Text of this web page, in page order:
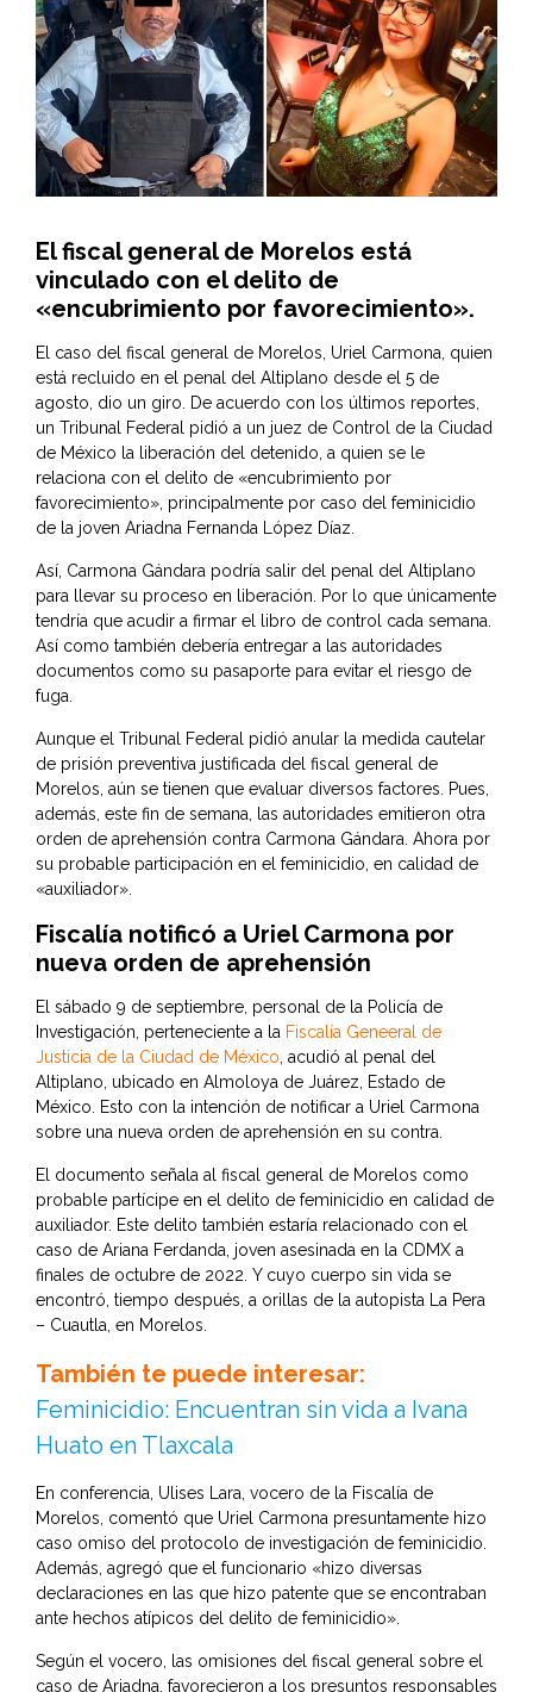
El fiscal general de Morelos está
vinculado con el delito de
«encubrimiento por favorecimiento».
El caso del fiscal general de Morelos, Uriel Carmona, quien
está recluido en el penal del Altiplano desde el 5 de
agosto, dio un giro. De acuerdo con los últimos reportes,
un Tribunal Federal pidió a un juez de Control de la Ciudad
de México la liberación del detenido, a quien se le
relaciona con el delito de «encubrimiento por
favorecimiento», principalmente por caso del feminicidio
de la joven Ariadna Fernanda López Díaz.
Así, Carmona Gándara podría salir del penal del Altiplano
para llevar su proceso en liberación. Por lo que únicamente
tendría que acudir a firmar el libro de control cada semana.
Así como también debería entregar a las autoridades
documentos como su pasaporte para evitar el riesgo de
fuga.
Aunque el Tribunal Federal pidió anular la medida cautelar
de prisión preventiva justificada del fiscal general de
Morelos, aún se tienen que evaluar diversos factores. Pues,
además, este fin de semana, las autoridades emitieron otra
orden de aprehensión contra Carmona Gándara. Ahora por
su probable participación en el feminicidio, en calidad de
«auxiliador».
Fiscalía notificó a Uriel Carmona por
nueva orden de aprehensión
El sábado 9 de septiembre, personal de la Policía de
Investigación, perteneciente a la Fiscalía Geneeral de
Justicia de la Ciudad de México, acudió al penal del
Altiplano, ubicado en Almoloya de Juárez, Estado de
México. Esto con la intención de notificar a Uriel Carmona
sobre una nueva orden de aprehensión en su contra.
El documento señala al fiscal general de Morelos como
probable partícipe en el delito de feminicidio en calidad de
auxiliador. Este delito también estaría relacionado con el
caso de Ariana Ferdanda, joven asesinada en la CDMX a
finales de octubre de 2022. Y cuyo cuerpo sin vida se
encontró, tiempo después, a orillas de la autopista La Pera
– Cuautla, en Morelos.
También te puede interesar:
Feminicidio: Encuentran sin vida a Ivana
Huato en Tlaxcala
En conferencia, Ulises Lara, vocero de la Fiscalía de
Morelos, comentó que Uriel Carmona presuntamente hizo
caso omiso del protocolo de investigación de feminicidio.
Además, agregó que el funcionario «hizo diversas
declaraciones en las que hizo patente que se encontraban
ante hechos atípicos del delito de feminicidio».
Según el vocero, las omisiones del fiscal general sobre el
caso de Ariadna, favorecieron a los presuntos responsables